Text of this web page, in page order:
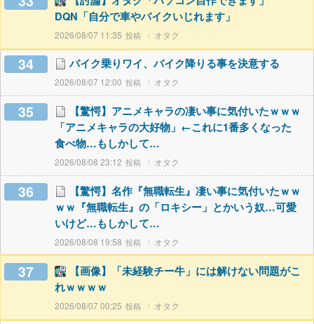
DQN「自分で車やバイクいじれます」
2026/08/07 11:35 オタク
34 バイク乗りワイ、バイク降りる事を決意する
2026/08/07 12:00 オタク
35
【驚愕】アニメキャラの凄い事に気付いたｗｗｗ
「アニメキャラの大好物」←これに1番多くなった
食べ物…もしかして…
2026/08/08 23:12 オタク
36
【驚愕】名作『無職転生』凄い事に気付いたｗｗ
ｗｗ『無職転生』の「ロキシー」とかいう奴…可愛
いけど…もしかして…
2026/08/08 19:58 オタク
37
【画像】「未経験チー牛」には解けない問題がこ
れｗｗｗｗ
2026/08/07 00:25 オタク